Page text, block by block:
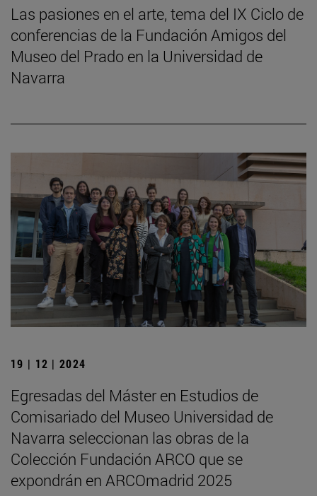
Las pasiones en el arte, tema del IX Ciclo de
conferencias de la Fundación Amigos del
Museo del Prado en la Universidad de
Navarra
19 | 12 | 2024
Egresadas del Máster en Estudios de
Comisariado del Museo Universidad de
Navarra seleccionan las obras de la
Colección Fundación ARCO que se
expondrán en ARCOmadrid 2025